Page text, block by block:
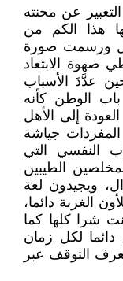
عن محنته
هذا الكم من
بل ورسمت صورة
صهوة الابتعاد
عدَّدَ الأسباب
الوطن كأنه
إلى الأهل
جياشة
النفسي التي
الطيبين
ويجيدون لغة
الغربة دائما،
شرا كلها كما
لكل زمان
التوقف عبر